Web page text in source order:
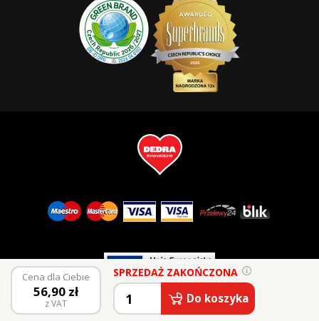
Cena dla Ciebie
56,90 zł
z VAT
SPRZEDAŻ ZAKOŃCZONA
Do koszyka
© 2026 Vaše Dedra, s.r.o.